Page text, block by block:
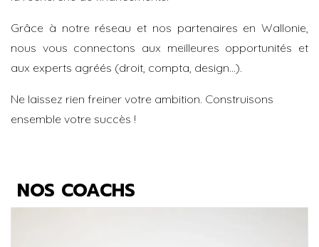
Grâce à notre réseau et nos partenaires en Wallonie,
nous vous connectons aux meilleures opportunités et
aux experts agréés (droit, compta, design…).
Ne laissez rien freiner votre ambition. Construisons
ensemble votre succès !
NOS COACHS